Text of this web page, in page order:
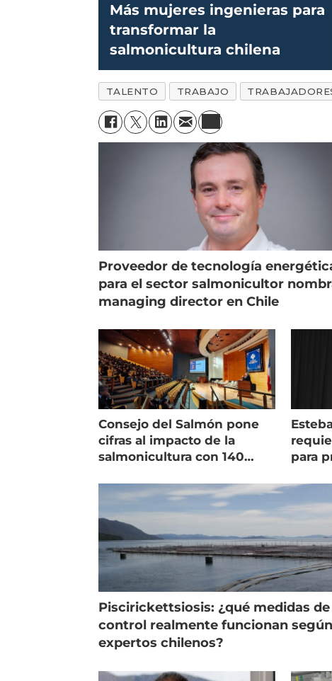
Más mujeres ingenieras para
transformar la
salmonicultura chilena
TALENTO TRABAJO
Proveedor de tecnología
para el sector salmonicultor
managing director en Chile
Consejo del Salmón pone
cifras al impacto de la
salmonicultura con 140
para
Piscirickettsiosis: ¿qué medidas de
control realmente funcionan según
expertos chilenos?